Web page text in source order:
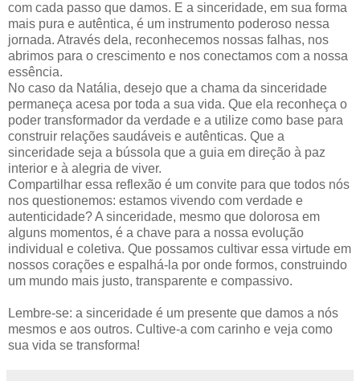
com cada passo que damos. E a sinceridade, em sua forma
mais pura e autêntica, é um instrumento poderoso nessa
jornada. Através dela, reconhecemos nossas falhas, nos
abrimos para o crescimento e nos conectamos com a nossa
essência.
No caso da Natália, desejo que a chama da sinceridade
permaneça acesa por toda a sua vida. Que ela reconheça o
poder transformador da verdade e a utilize como base para
construir relações saudáveis e autênticas. Que a
sinceridade seja a bússola que a guia em direção à paz
interior e à alegria de viver.
Compartilhar essa reflexão é um convite para que todos nós
nos questionemos: estamos vivendo com verdade e
autenticidade? A sinceridade, mesmo que dolorosa em
alguns momentos, é a chave para a nossa evolução
individual e coletiva. Que possamos cultivar essa virtude em
nossos corações e espalhá-la por onde formos, construindo
um mundo mais justo, transparente e compassivo.
Lembre-se: a sinceridade é um presente que damos a nós
mesmos e aos outros. Cultive-a com carinho e veja como
sua vida se transforma!